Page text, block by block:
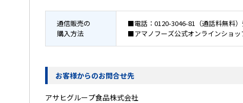
通信販売の
購入方法
■電話： 0120-3046-81 （通話料無料
■アマノフーズ公式オンラインショッ
お客様からのお問合せ先
アサヒグループ食品株式会社